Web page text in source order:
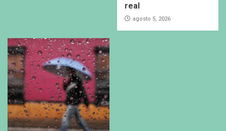
real
agosto 5, 2026